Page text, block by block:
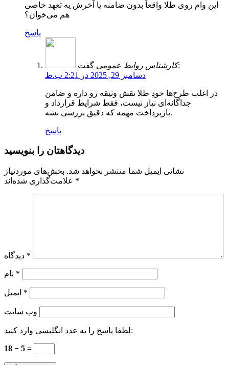
این وام روی طلا واقعاً بدون ضامنه یا آخرش یه تعهد خاصی
هم می‌خوان؟
پاسخ
کارشناس روابط عمومیگفت:
دسامبر 29, 2025 در 2:21 ب.ظ
در اغلب طرح‌ها خودِ طلا نقش وثیقه رو داره و ضامن
جداگانه‌ای نیاز نیست، فقط شرایط قرارداد و
بازپرداخت مهمه که دقیق بررسی بشه.
پاسخ
دیدگاهتان را بنویسید
نشانی ایمیل شما منتشر نخواهد شد. بخش‌های موردنیاز
*
*
*
*
وب‌ سایت
لطفا پاسخ را به عدد انگلیسی وارد کنید:
18 − 5 =